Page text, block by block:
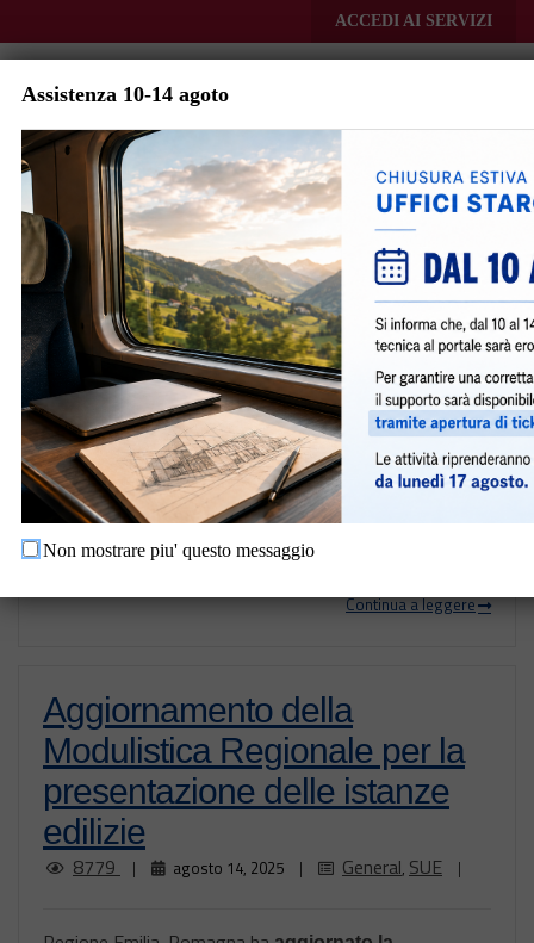
ACCEDI AI SERVIZI
Menu iperbole
Avvisi e Notizie
Assunta la Proposta di
Variante (Variante 2) al Piano
Urbanistico Generale di
Bologna
3780 | dicembre 16, 2025 |
General,SUAP SUE |
Continua a leggere
Aggiornamento della
Modulistica Regionale per la
presentazione delle istanze
edilizie
8779 | agosto 14, 2025 | General, SUE |
Assistenza 10-14 agoto
Non mostrare piu' questo messaggio